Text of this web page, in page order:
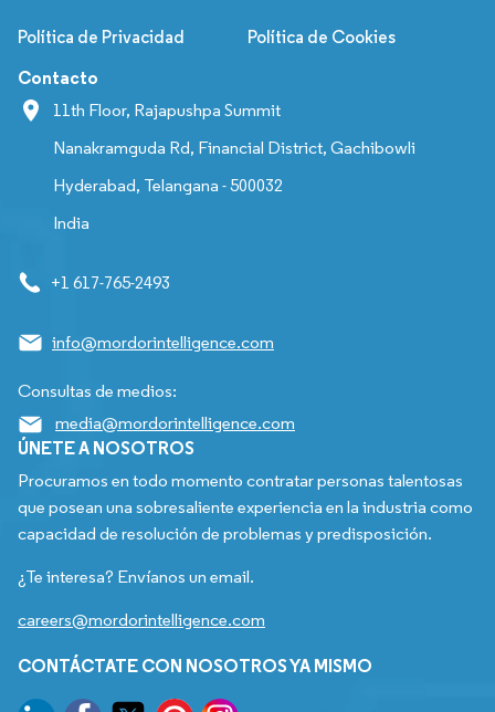
Política de Privacidad Política de Cookies
Contacto
11th Floor, Rajapushpa Summit
Nanakramguda Rd, Financial District, Gachibowli
Hyderabad, Telangana - 500032
India
+1 617-765-2493
info@mordorintelligence.com
Consultas de medios:
media@mordorintelligence.com
ÚNETE A NOSOTROS
Procuramos en todo momento contratar personas talentosas
que posean una sobresaliente experiencia en la industria como
capacidad de resolución de problemas y predisposición.
¿Te interesa? Envíanos un email.
careers@mordorintelligence.com
CONTÁCTATE CON NOSOTROS YA MISMO